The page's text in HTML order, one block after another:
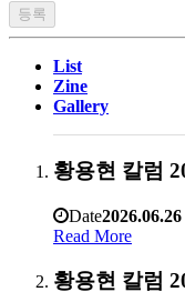
List
Zine
Gallery
황용현 칼럼
Date2026.06.26
Read More
황용현 칼럼